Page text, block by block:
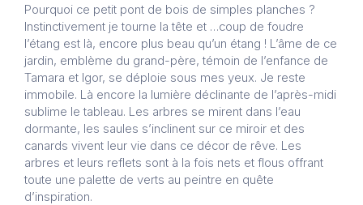
Pourquoi ce petit pont de bois de simples planches ?
Instinctivement je tourne la tête et …coup de foudre
l’étang est là, encore plus beau qu’un étang ! L’âme de ce
jardin, emblème du grand-père, témoin de l’enfance de
Tamara et Igor, se déploie sous mes yeux. Je reste
immobile. Là encore la lumière déclinante de l’après-midi
sublime le tableau. Les arbres se mirent dans l’eau
dormante, les saules s’inclinent sur ce miroir et des
canards vivent leur vie dans ce décor de rêve. Les
arbres et leurs reflets sont à la fois nets et flous offrant
toute une palette de verts au peintre en quête
d’inspiration.